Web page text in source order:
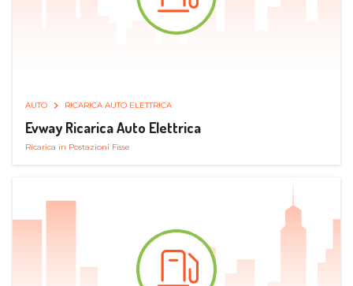
AUTO RICARICA AUTO ELETTRICA
Evway Ricarica Auto Elettrica
Ricarica in Postazioni Fisse